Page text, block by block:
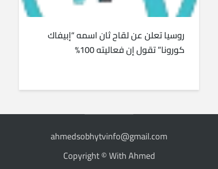
روسيا تعلن عن لقاح ثان اسمه “إبيفاك
كورونا” تقول إن فعاليته 100%
ahmedsobhytvinfo@gmail.com
Copyright © With Ahmed